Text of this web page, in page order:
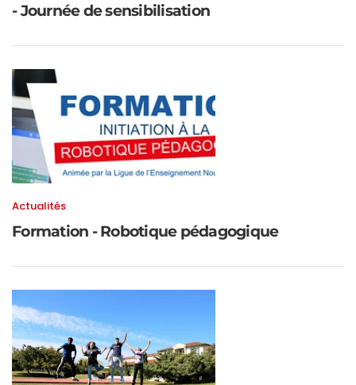
- Journée de sensibilisation
Actualités
Formation - Robotique pédagogique